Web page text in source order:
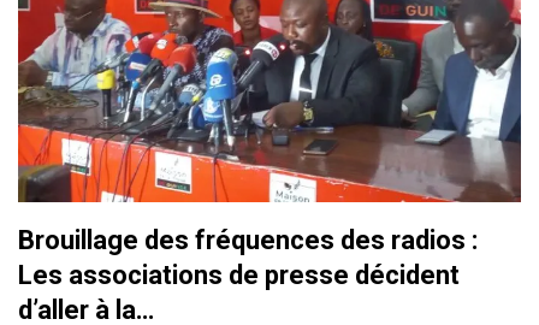
Brouillage des fréquences des radios :
Les associations de presse décident
d’aller à la…